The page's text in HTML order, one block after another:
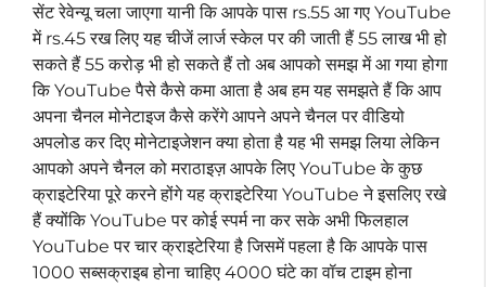
सेंट रेवेन्यू चला जाएगा यानी कि आपके पास rs.55 आ गए YouTube
में rs.45 रख लिए यह चीजें लार्ज स्केल पर की जाती हैं 55 लाख भी हो
सकते हैं 55 करोड़ भी हो सकते हैं तो अब आपको समझ में आ गया होगा
कि YouTube पैसे कैसे कमा आता है अब हम यह समझते हैं कि आप
अपना चैनल मोनेटाइज कैसे करेंगे आपने अपने चैनल पर वीडियो
अपलोड कर दिए मोनेटाइजेशन क्या होता है यह भी समझ लिया लेकिन
आपको अपने चैनल को मराठाइज़ आपके लिए YouTube के कुछ
क्राइटेरिया पूरे करने होंगे यह क्राइटेरिया YouTube ने इसलिए रखे
हैं क्योंकि YouTube पर कोई स्पर्म ना कर सके अभी फिलहाल
YouTube पर चार क्राइटेरिया है जिसमें पहला है कि आपके पास
1000 सब्सक्राइब होना चाहिए 4000 घंटे का वॉच टाइम होना